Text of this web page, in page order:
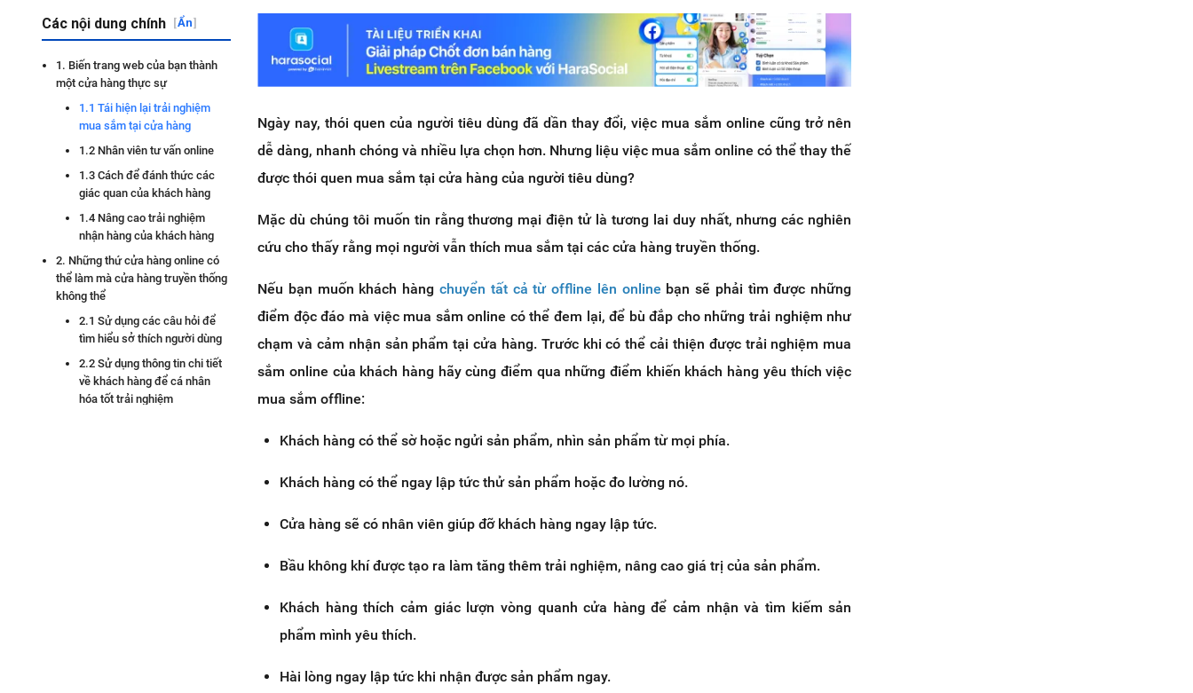
Các nội dung chính [Ẩn]
1. Biến trang web của bạn thành
một cửa hàng thực sự
1.1 Tái hiện lại trải nghiệm
mua sắm tại cửa hàng
1.2 Nhân viên tư vấn online
1.3 Cách để đánh thức các
giác quan của khách hàng
1.4 Nâng cao trải nghiệm
nhận hàng của khách hàng
2. Những thứ cửa hàng online có
thể làm mà cửa hàng truyền thống
không thể
2.1 Sử dụng các câu hỏi để
tìm hiểu sở thích người dùng
2.2 Sử dụng thông tin chi tiết
về khách hàng để cá nhân
hóa tốt trải nghiệm
Ngày nay, thói quen của người tiêu dùng đã dần thay đổi, việc mua sắm online cũng trở nên
dễ dàng, nhanh chóng và nhiều lựa chọn hơn. Nhưng liệu việc mua sắm online có thể thay thế
được thói quen mua sắm tại cửa hàng của người tiêu dùng?
Mặc dù chúng tôi muốn tin rằng thương mại điện tử là tương lai duy nhất, nhưng các nghiên
cứu cho thấy rằng mọi người vẫn thích mua sắm tại các cửa hàng truyền thống.
Nếu bạn muốn khách hàngchuyển tất cả từ offline lên online bạn sẽ phải tìm được những
điểm độc đáo mà việc mua sắm online có thể đem lại, để bù đắp cho những trải nghiệm như
chạm và cảm nhận sản phẩm tại cửa hàng. Trước khi có thể cải thiện được trải nghiệm mua
sắm online của khách hàng hãy cùng điểm qua những điểm khiến khách hàng yêu thích việc
mua sắm offline:
Khách hàng có thể sờ hoặc ngửi sản phẩm, nhìn sản phẩm từ mọi phía.
Khách hàng có thể ngay lập tức thử sản phẩm hoặc đo lường nó.
Cửa hàng sẽ có nhân viên giúp đỡ khách hàng ngay lập tức.
Bầu không khí được tạo ra làm tăng thêm trải nghiệm, nâng cao giá trị của sản phẩm.
Khách hàng thích cảm giác lượn vòng quanh cửa hàng để cảm nhận và tìm kiếm sản
phẩm mình yêu thích.
Hài lòng ngay lập tức khi nhận được sản phẩm ngay.